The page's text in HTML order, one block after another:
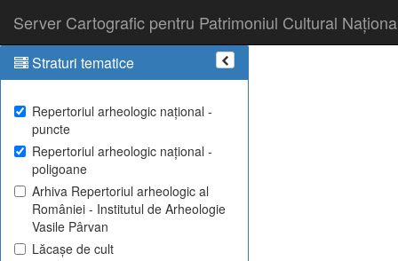
Server Cartografic pentru Patrimoniul Cultural
Straturi tematice
Repertoriul arheologic național -
puncte
Repertoriul arheologic național -
poligoane
Arhiva Repertoriul arheologic al
României - Institutul de Arheologie
Vasile Pârvan
Lăcașe de cult